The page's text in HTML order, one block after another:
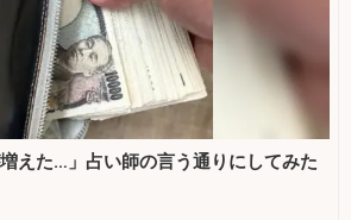
増えた…」占い師の言う通りにしてみた